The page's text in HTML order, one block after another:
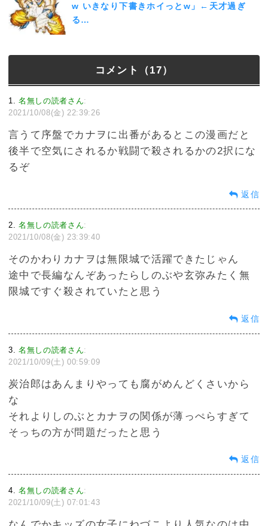
w いきなり下書きホイっとw」←天才過ぎ
る…
コメント（17）
1 名無しの読者さん:
2021/10/08(金) 22:39:26
言うて序盤でカナヲに出番があるとこの漫画だと
後半で空気にされるか戦闘で殺されるかの2択にな
るぞ
返信
2 名無しの読者さん:
2021/10/08(金) 23:39:40
そのかわりカナヲは無限城で活躍できたじゃん
途中で長編なんぞあったらしのぶや玄弥みたく無
限城ですぐ殺されていたと思う
返信
3 名無しの読者さん:
2021/10/09(土) 00:59:09
炭治郎はあんまりやっても腐がめんどくさいから
な
それよりしのぶとカナヲの関係が薄っぺらすぎて
そっちの方が問題だったと思う
返信
4 名無しの読者さん:
2021/10/09(土) 07:01:43